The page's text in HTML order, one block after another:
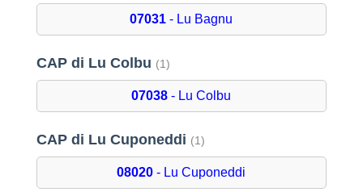
07031 - Lu Bagnu
CAP di Lu Colbu (1)
07038 - Lu Colbu
CAP di Lu Cuponeddi (1)
08020 - Lu Cuponeddi